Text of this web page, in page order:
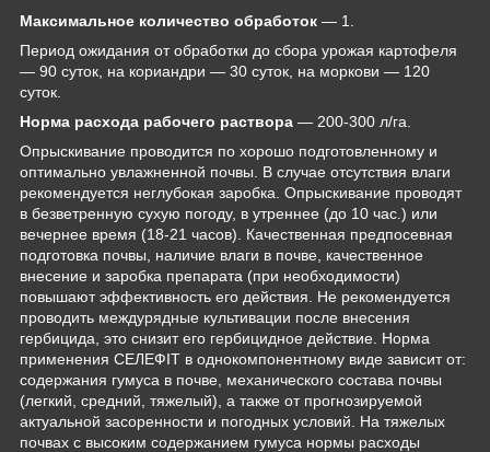
Максимальное количество обработок — 1.
Период ожидания от обработки до сбора урожая картофеля
— 90 суток, на кориандри — 30 суток, на моркови — 120
суток.
Норма расхода рабочего раствора — 200-300 л/га.
Опрыскивание проводится по хорошо подготовленному и
оптимально увлажненной почвы. В случае отсутствия влаги
рекомендуется неглубокая заробка. Опрыскивание проводят
в безветренную сухую погоду, в утреннее (до 10 час.) или
вечернее время (18-21 часов). Качественная предпосевная
подготовка почвы, наличие влаги в почве, качественное
внесение и заробка препарата (при необходимости)
повышают эффективность его действия. Не рекомендуется
проводить междурядные культивации после внесения
гербицида, это снизит его гербицидное действие. Норма
применения СЕЛЕФІТ в однокомпонентному виде зависит от:
содержания гумуса в почве, механического состава почвы
(легкий, средний, тяжелый), а также от прогнозируемой
актуальной засоренности и погодных условий. На тяжелых
почвах с высоким содержанием гумуса нормы расходы